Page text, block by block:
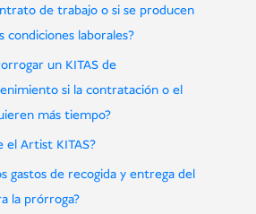
de trabajo o si se producen
condiciones laborales?
un KITAS de
si la contratación o el
más tiempo?
el Artist KITAS?
gastos de recogida y entrega del
la prórroga?